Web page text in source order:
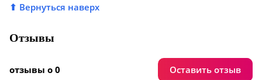
⬆ Вернуться наверх
Отзывы
отзывы о 0 Оставить отзыв